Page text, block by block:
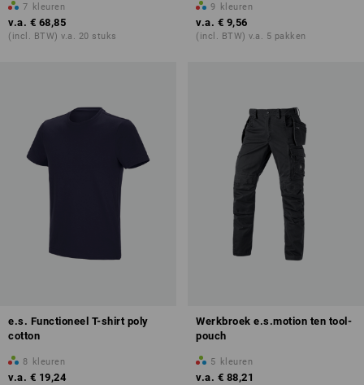
7 kleuren
v.a. € 68,85
(incl. BTW) v.a. 20 stuks
9 kleuren
v.a. € 9,56
(incl. BTW) v.a. 5 pakken
e.s. Functioneel T-shirt poly
cotton
8 kleuren
v.a. € 19,24
Werkbroek e.s.motion ten tool-
pouch
5 kleuren
v.a. € 88,21